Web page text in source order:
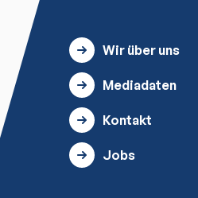
Wir über uns
Mediadaten
Kontakt
Jobs